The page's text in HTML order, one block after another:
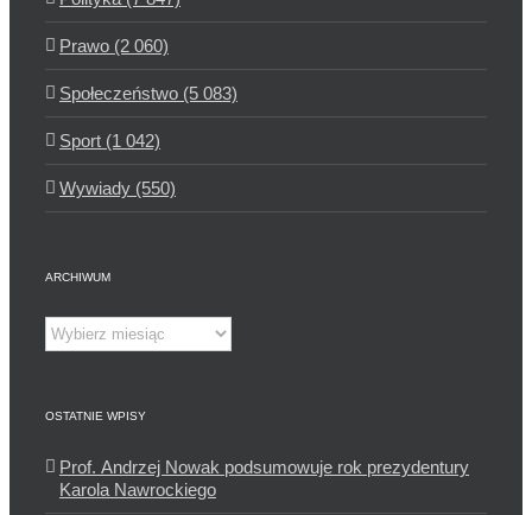
Prawo (2 060)
Społeczeństwo (5 083)
Sport (1 042)
Wywiady (550)
ARCHIWUM
Archiwum
OSTATNIE WPISY
Prof. Andrzej Nowak podsumowuje rok prezydentury
Karola Nawrockiego